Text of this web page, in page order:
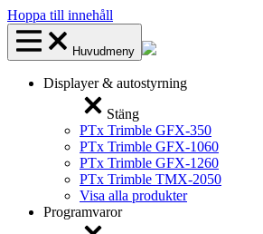
Hoppa till innehåll
Huvudmeny
Displayer & autostyrning
Stäng
PTx Trimble GFX-350
PTx Trimble GFX-1060
PTx Trimble GFX-1260
PTx Trimble TMX-2050
Visa alla produkter
Programvaror